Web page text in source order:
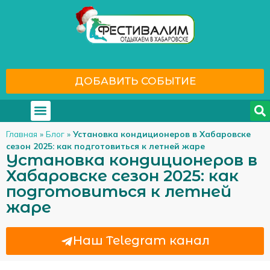
ДОБАВИТЬ СОБЫТИЕ
Главная » Блог » Установка кондиционеров в Хабаровске
сезон 2025: как подготовиться к летней жаре
Установка кондиционеров в
Хабаровске сезон 2025: как
подготовиться к летней
жаре
Наш Telegram канал